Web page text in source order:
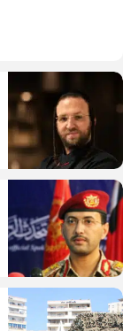
תוכן שיווקי